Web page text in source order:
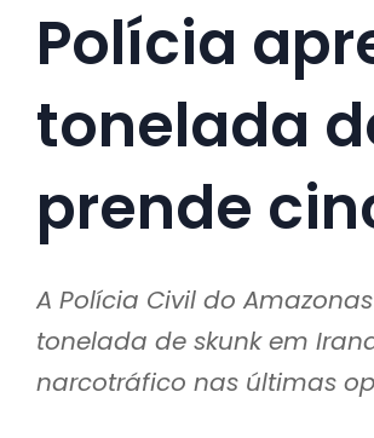
Polícia
tonelada
prende
A Polícia Civil do
tonelada de skunk em
narcotráfico nas últimas